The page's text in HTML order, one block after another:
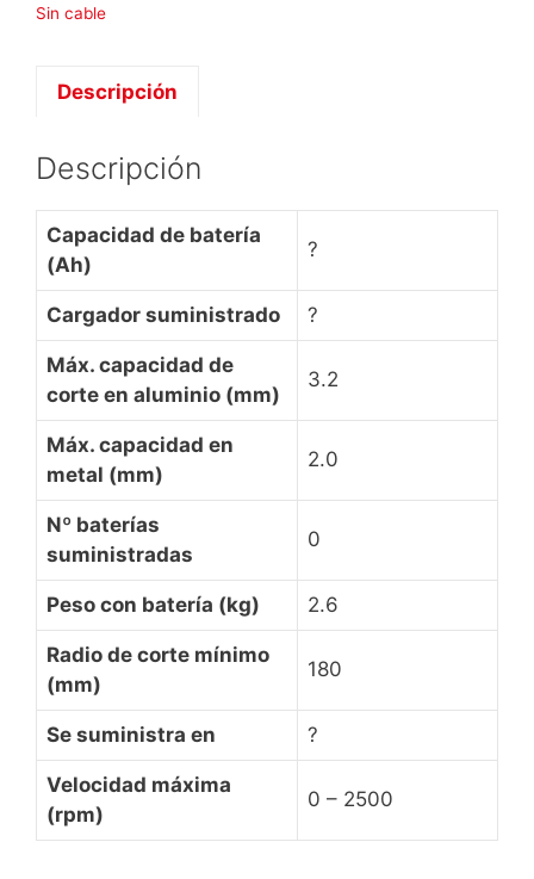
Sin cable
Descripción
Descripción
Capacidad de batería
(Ah)
?
Cargador suministrado ?
Máx. capacidad de
corte en aluminio (mm)
3.2
Máx. capacidad en
metal (mm)
2.0
Nº baterías
suministradas
0
Peso con batería (kg) 2.6
Radio de corte mínimo
(mm)
180
Se suministra en ?
Velocidad máxima
(rpm)
0 – 2500